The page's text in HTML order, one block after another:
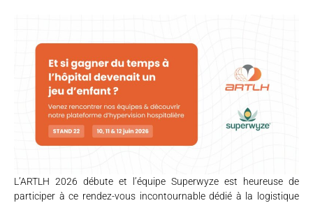
L’ARTLH 2026 débute et l’équipe Superwyze est heureuse de
participer à ce rendez-vous incontournable dédié à la logistique